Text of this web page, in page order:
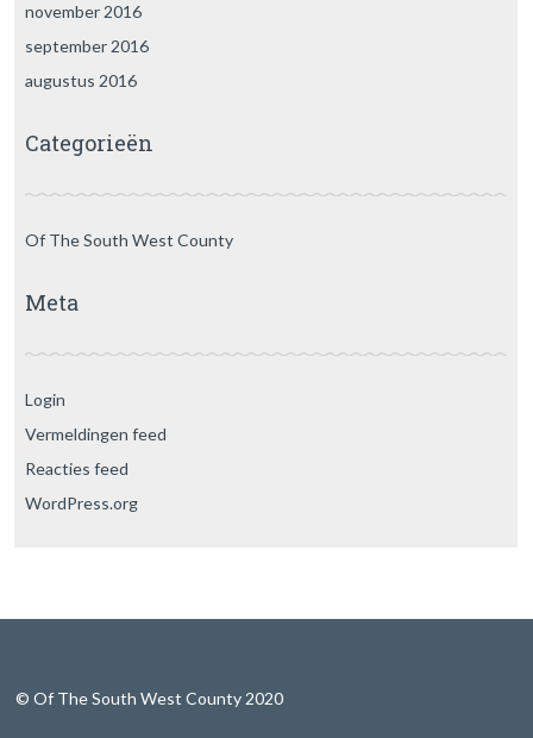
november 2016
september 2016
augustus 2016
Categorieën
Of The South West County
Meta
Login
Vermeldingen feed
Reacties feed
WordPress.org
© Of The South West County 2020